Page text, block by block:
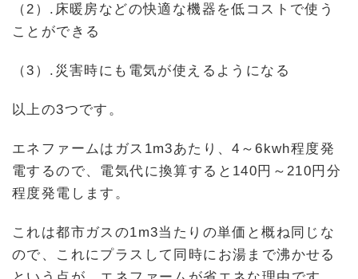
（2）.床暖房などの快適な機器を低コストで使う
ことができる
（3）.災害時にも電気が使えるようになる
以上の3つです。
エネファームはガス1m3あたり、4～6kwh程度発
電するので、電気代に換算すると140円～210円分
程度発電します。
これは都市ガスの1m3当たりの単価と概ね同じな
ので、これにプラスして同時にお湯まで沸かせる